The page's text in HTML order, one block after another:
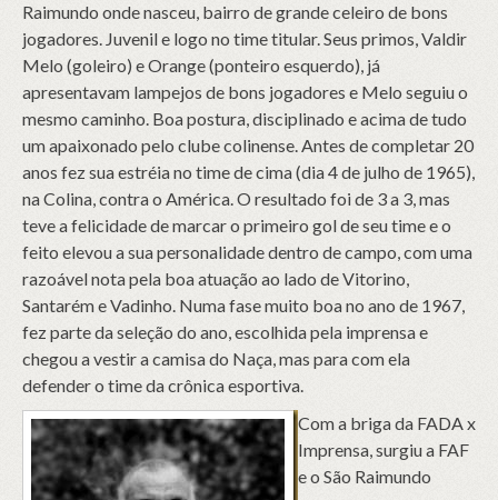
Raimundo onde nasceu, bairro de grande celeiro de bons
jogadores. Juvenil e logo no time titular. Seus primos, Valdir
Melo (goleiro) e Orange (ponteiro esquerdo), já
apresentavam lampejos de bons jogadores e Melo seguiu o
mesmo caminho. Boa postura, disciplinado e acima de tudo
um apaixonado pelo clube colinense. Antes de completar 20
anos fez sua estréia no time de cima (dia 4 de julho de 1965),
na Colina, contra o América. O resultado foi de 3 a 3, mas
teve a felicidade de marcar o primeiro gol de seu time e o
feito elevou a sua personalidade dentro de campo, com uma
razoável nota pela boa atuação ao lado de Vitorino,
Santarém e Vadinho. Numa fase muito boa no ano de 1967,
fez parte da seleção do ano, escolhida pela imprensa e
chegou a vestir a camisa do Naça, mas para com ela
defender o time da crônica esportiva.
Com a briga da FADA x
Imprensa, surgiu a FAF
e o São Raimundo